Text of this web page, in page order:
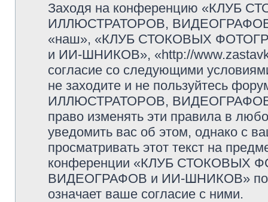
Заходя на конференцию «КЛУБ
ИЛЛЮСТРАТОРОВ,
«наш», «КЛУБ СТОКОВЫХ
и ИИ-ШНИКОВ», «http://
согласие со следующими
не заходите и не пользуйтесь
ИЛЛЮСТРАТОРОВ, ВИДЕОГРАФОВ
право изменять эти правила в
уведомить вас об этом, однако с
просматривать этот текст на
конференции «КЛУБ
ВИДЕОГРАФОВ и ИИ-ШНИКОВ»
означает ваше согласие с ними.